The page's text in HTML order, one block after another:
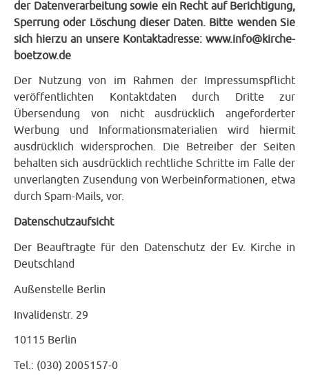
der Datenverarbeitung sowie ein Recht auf Berichtigung,
Sperrung oder Löschung dieser Daten. Bitte wenden Sie
sich hierzu an unsere Kontaktadresse: www.info@kirche-
boetzow.de
Der Nutzung von im Rahmen der Impressumspflicht
veröffentlichten Kontaktdaten durch Dritte zur
Übersendung von nicht ausdrücklich angeforderter
Werbung und Informationsmaterialien wird hiermit
ausdrücklich widersprochen. Die Betreiber der Seiten
behalten sich ausdrücklich rechtliche Schritte im Falle der
unverlangten Zusendung von Werbeinformationen, etwa
durch Spam-Mails, vor.
Datenschutzaufsicht
Der Beauftragte für den Datenschutz der Ev. Kirche in
Deutschland
Außenstelle Berlin
Invalidenstr. 29
10115 Berlin
Tel.: (030) 2005157-0